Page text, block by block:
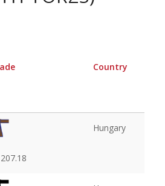
Country
Hungary
207.18